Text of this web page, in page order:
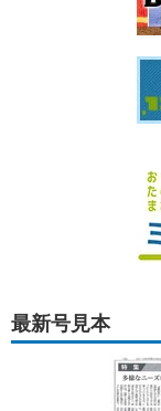
最新号見本